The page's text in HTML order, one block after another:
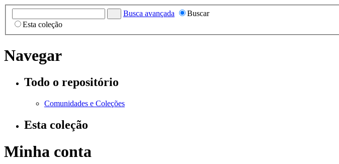
Busca avançada
Buscar
Esta coleção
Navegar
Todo o repositório
Comunidades e Coleções
Esta coleção
Minha conta